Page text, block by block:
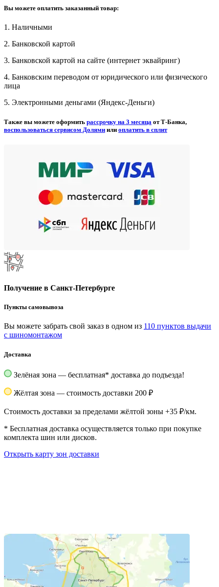
Вы можете оплатить заказанный товар:
1. Наличными
2. Банковской картой
3. Банковской картой на сайте (интернет эквайринг)
4. Банковским переводом от юридического или физического
лица
5. Электронными деньгами (Яндекс-Деньги)
Также вы можете оформить рассрочку на 3 месяца от Т-Банка,
воспользоваться сервисом Долями или оплатить в сплит
Получение в Санкт-Петербурге
Пункты самовывоза
Вы можете забрать свой заказ в одном из 110 пунктов выдачи
с шиномонтажом
Доставка
Зелёная зона — бесплатная* доставка до подъезда!
Жёлтая зона — стоимость доставки 200 ₽
Стоимость доставки за пределами жёлтой зоны +35 ₽/км.
* Бесплатная доставка осуществляется только при покупке
комплекта шин или дисков.
Открыть карту зон доставки